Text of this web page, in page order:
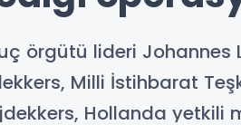
örgütü lideri Johannes
Milli İstihbarat
Hollanda yetkili